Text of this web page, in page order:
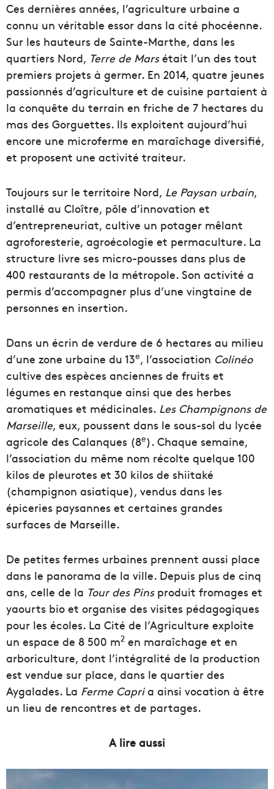
Ces dernières années, l’agriculture urbaine a
connu un véritable essor dans la cité phocéenne.
Sur les hauteurs de Sainte-Marthe, dans les
quartiers Nord, Terre de Marsétait l’un des tout
premiers projets à germer. En 2014, quatre jeunes
passionnés d’agriculture et de cuisine partaient à
la conquête du terrain en friche de 7 hectares du
mas des Gorguettes. Ils exploitent aujourd’hui
encore une microferme en maraîchage diversifié,
et proposent une activité traiteur.
Toujours sur le territoire Nord, Le Paysan urbain,
installé au Cloître, pôle d’innovation et
d’entrepreneuriat, cultive un potager mêlant
agroforesterie, agroécologie et permaculture. La
structure livre ses micro-pousses dans plus de
400 restaurants de la métropole. Son activité a
permis d’accompagner plus d’une vingtaine de
personnes en insertion.
Dans un écrin de verdure de 6 hectares au milieu
d’une zone urbaine du 13e, l’association Colinéo
cultive des espèces anciennes de fruits et
légumes en restanque ainsi que des herbes
aromatiques et médicinales. Les Champignons de
Marseille, eux, poussent dans le sous-sol du lycée
agricole des Calanques (8e). Chaque semaine,
l’association du même nom récolte quelque 100
kilos de pleurotes et 30 kilos de shiitaké
(champignon asiatique), vendus dans les
épiceries paysannes et certaines grandes
surfaces de Marseille.
De petites fermes urbaines prennent aussi place
dans le panorama de la ville. Depuis plus de cinq
ans, celle de la Tour des Pinsproduit fromages et
yaourts bio et organise des visites pédagogiques
pour les écoles. La Cité de l’Agriculture exploite
un espace de 8 500 m2 en maraîchage et en
arboriculture, dont l’intégralité de la production
est vendue sur place, dans le quartier des
Aygalades. La Ferme Capria ainsi vocation à être
un lieu de rencontres et de partages.
A lire aussi